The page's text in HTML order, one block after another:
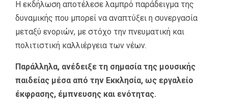
Η εκδήλωση αποτέλεσε λαμπρό παράδειγμα της
δυναμικής που μπορεί να αναπτύξει η συνεργασία
μεταξύ ενοριών, με στόχο την πνευματική και
πολιτιστική καλλιέργεια των νέων.
Παράλληλα, ανέδειξε τη σημασία της μουσικής
παιδείας μέσα από την Εκκλησία, ως εργαλείο
έκφρασης, έμπνευσης και ενότητας.